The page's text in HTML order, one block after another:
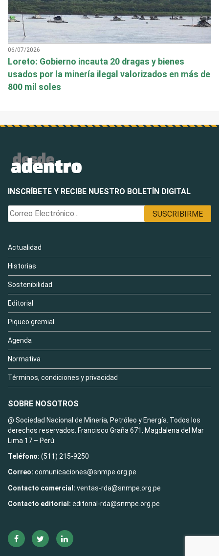
06/07/2026
Loreto: Gobierno incauta 20 dragas y bienes
usados por la minería ilegal valorizados en más de
800 mil soles
INSCRÍBETE Y RECIBE NUESTRO BOLETÍN DIGITAL
Actualidad
Historias
Sostenibilidad
Editorial
Piqueo gremial
Agenda
Normativa
Términos, condiciones y privacidad
SOBRE NOSOTROS
@ Sociedad Nacional de Minería, Petróleo y Energía. Todos los
derechos reservados. Francisco Graña 671, Magdalena del Mar
Lima 17 – Perú
Teléfono: (511) 215-9250
Correo: comunicaciones@snmpe.org.pe
Contacto comercial: ventas-rda@snmpe.org.pe
Contacto editorial: editorial-rda@snmpe.org.pe